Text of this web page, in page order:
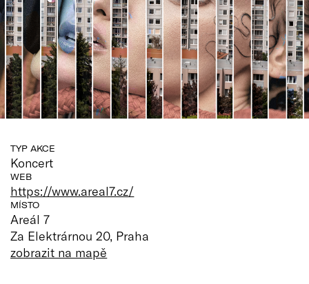
TYP AKCE
Koncert
WEB
https://www.areal7.cz/
MÍSTO
Areál 7
Za Elektrárnou 20, Praha
zobrazit na mapě